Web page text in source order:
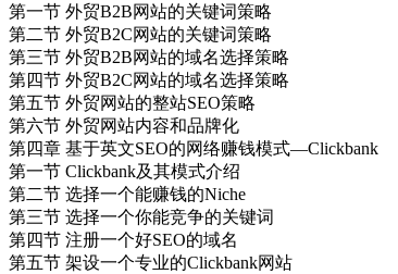
第一节 外贸B2B网站的关键词策略
第二节 外贸B2C网站的关键词策略
第三节 外贸B2B网站的域名选择策略
第四节 外贸B2C网站的域名选择策略
第五节 外贸网站的整站SEO策略
第六节 外贸网站内容和品牌化
第四章 基于英文SEO的网络赚钱模式—Clickbank
第一节 Clickbank及其模式介绍
第二节 选择一个能赚钱的Niche
第三节 选择一个你能竞争的关键词
第四节 注册一个好SEO的域名
第五节 架设一个专业的Clickbank网站